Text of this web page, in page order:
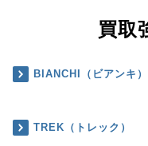
買取
BIANCHI（ビアンキ）
TREK（トレック）